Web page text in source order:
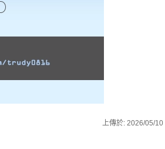
上傳於: 2026/05/10